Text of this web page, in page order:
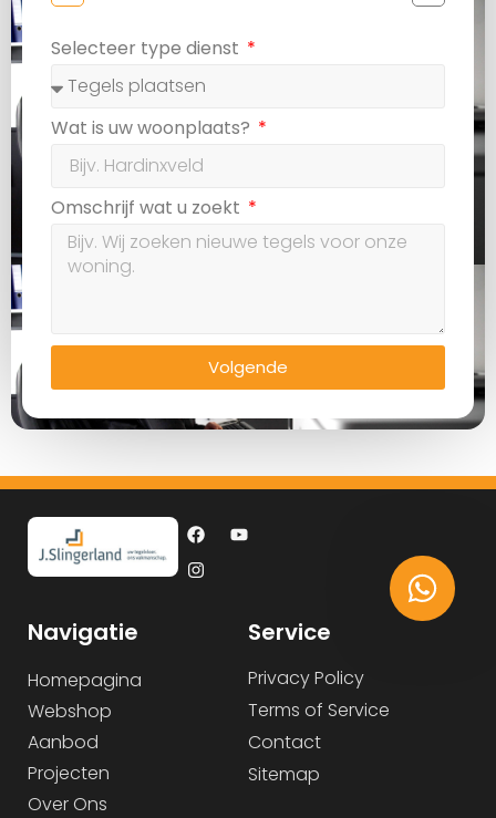
Selecteer type dienst
Wat is uw woonplaats?
Omschrijf wat u zoekt
Volgende
Navigatie
Homepagina
Webshop
Aanbod
Projecten
Over Ons
Service
Privacy Policy
Terms of Service
Contact
Sitemap